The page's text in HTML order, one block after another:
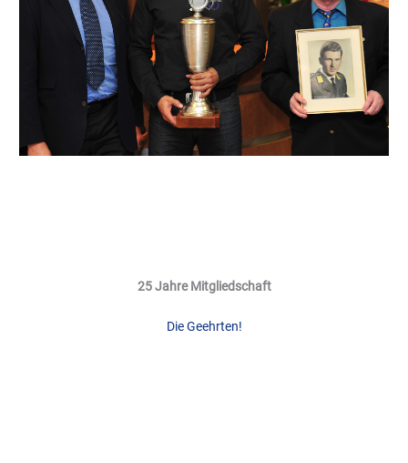
25 Jahre Mitgliedschaft
Die Geehrten!